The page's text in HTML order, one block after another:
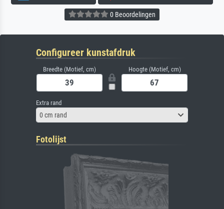
0 Beoordelingen
Configureer kunstafdruk
Breedte (Motief, cm) Hoogte (Motief, cm)
Extra rand
0 cm rand
Fotolijst